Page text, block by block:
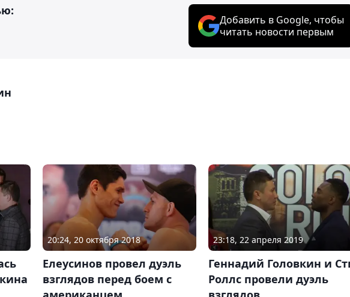
Добавить в Google, чтобы
читать новости первым
20:24, 20 октября 2018
Елеусинов провел дуэль
взглядов перед боем с
23:18, 22 апреля 2019
Геннадий Головкин и
Роллс провели дуэль